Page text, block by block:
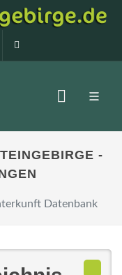
99873408
-
Datenbank